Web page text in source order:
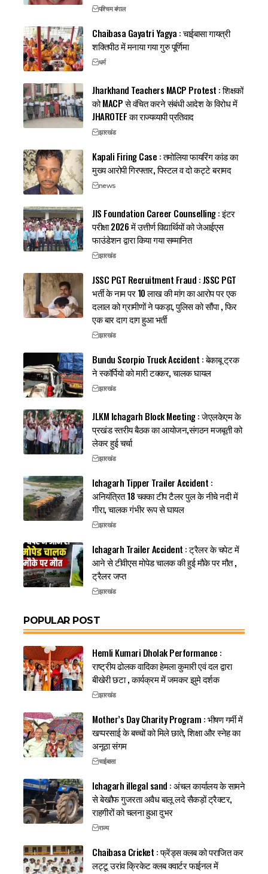
पश्चिम बंगाल
Chaibasa Gayatri Yagya : चाईबासा गायत्री
शक्तिपीठ में मनाया गया गुरु पूर्णिमा
धर्म
Jharkhand Teachers MACP Protest : शिक्षकों
को MACP से वंचित करने संबंधी आदेश के विरोध में
JHAROTEF का राज्यव्यापी प्रतिवाद
झारखंड
Kapali Firing Case : तमोलिया फायरिंग कांड का
मुख्य आरोपी गिरफ्तार, पिस्टल व दो कट्टे बरामद
news
JIS Foundation Career Counselling : इंटर
परीक्षा 2026 में उत्तीर्ण विद्यार्थियों को जेआईएस
फाउंडेशन द्वारा किया गया सम्मानित
झारखंड
JSSC PGT Recruitment Fraud : JSSC PGT
भर्ती के नाम पर 10 लाख की मांग का आरोप पर एक
दलाल को ग्रामीणों ने पकड़ा, पुलिस को सौंपा , फिर
एक बार दाग दाग हुआ भर्ती
झारखंड
Bundu Scorpio Truck Accident : बेकाबू ट्रक
ने स्कॉर्पियो को मारी टक्कर, चालक घायल
झारखंड
JLKM Ichagarh Block Meeting : जेएलकेएम के
प्रखंड स्तरीय बैठक का आयोजन,संगठन मजबूती को
लेकर हुई चर्चा
झारखंड
Ichagarh Tipper Trailer Accident :
अनियंत्रित 18 चक्का टीप टैलर पुल के नीचे नदी में
गीरा, चालक गंभीर रूप से घायल
झारखंड
Ichagarh Trailer Accident : ट्रैलर के चपेट में
आने से टीवीएस मोपेड चालक की हुई मौके पर मौत ,
ट्रैलर जप्त
झारखंड
POPULAR POST
Hemli Kumari Dholak Performance :
राष्ट्रीय ढोलक वादिका हेमला कुमारी एवं दल द्वारा
बीखेरी छटा , कार्यक्रम में जमकर झुमे दर्शक
झारखंड
Mother’s Day Charity Program : भीषण गर्मी में
खप्परसाई के बच्चों को मिले छाते, शिक्षा और स्नेह का
अनूठा संगम
चाईबासा
Ichagarh illegal sand : अंचल कार्यालय के सामने
से बेखौफ गुजरता अवैध बालू लदे सैकड़ों ट्रैक्टर,
राहगीरों को चलना हुआ दुभर
राज्य
Chaibasa Cricket : फ्रेंड्स क्लब को पराजित कर
लट्टू उरांव क्रिकेट क्लब क्वार्टर फाईनल में